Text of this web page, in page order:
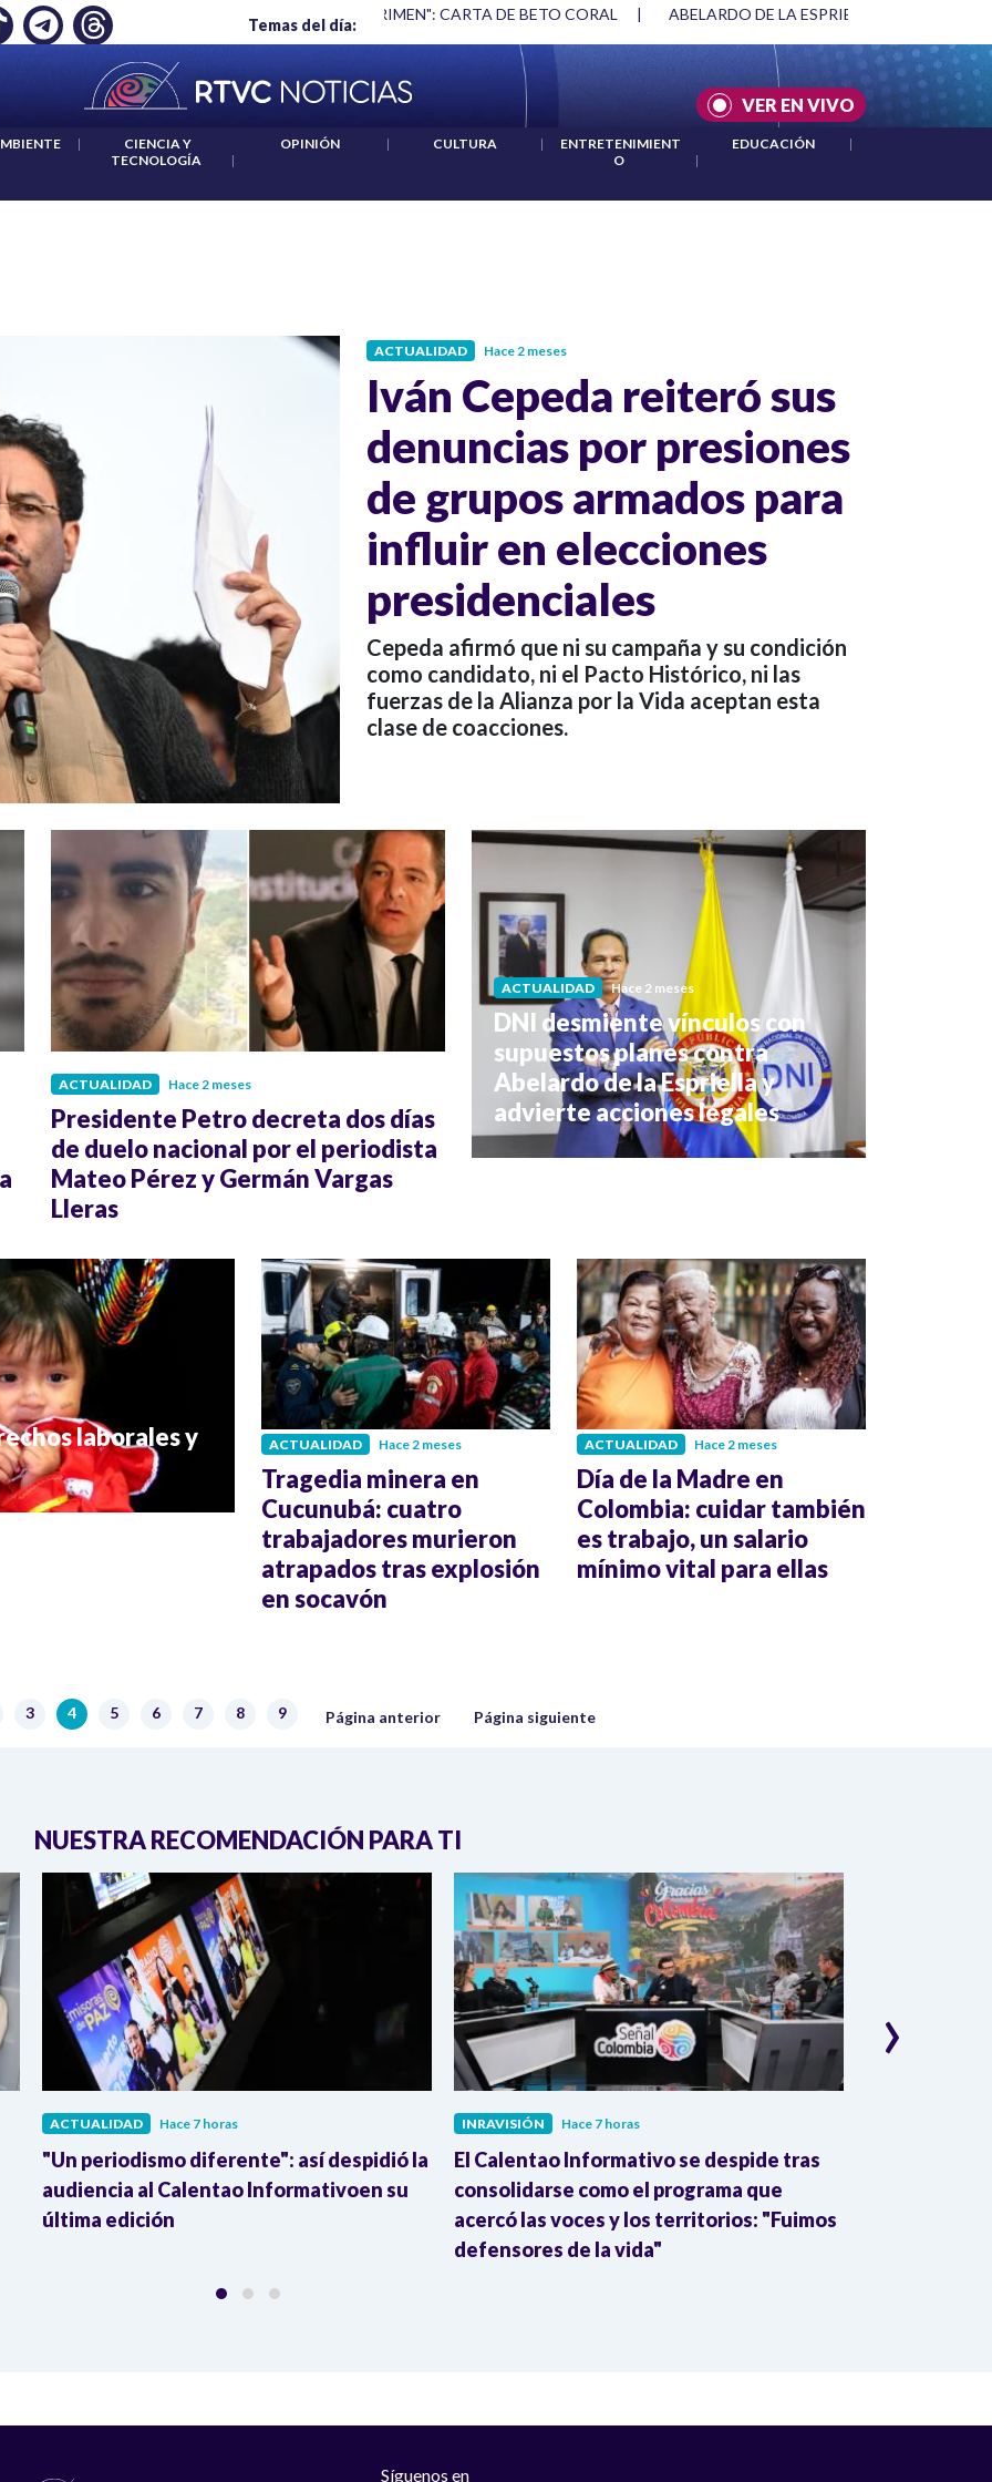
Temas del día:
UN CRIMEN": CARTA DE BETO CORAL ABELARDO DE LA ESPRIELLA Y DMG | ACUERDOS ENTRE ESTADOS UNIDOS E
VER EN VIVO
|
CIENCIA Y
TECNOLOGÍA
|
OPINIÓN | CULTURA |
ENTRETENIMIENT
O
|
EDUCACIÓN
|
ACTUALIDAD Hace 2 meses
Iván Cepeda reiteró sus
denuncias por presiones
de grupos armados para
influir en elecciones
presidenciales
Cepeda afirmó que ni su campaña y su condición
como candidato, ni el Pacto Histórico, ni las
fuerzas de la Alianza por la Vida aceptan esta
clase de coacciones.
ACTUALIDAD Hace 2 meses
Presidente Petro decreta dos días
de duelo nacional por el periodista
Mateo Pérez y Germán Vargas
Lleras
ACTUALIDAD Hace 2 meses
DNI desmiente vínculos con
supuestos planes contra
Abelardo de la Espriella y
advierte acciones legales
laborales y
ACTUALIDAD Hace 2 meses
Tragedia minera en
Cucunubá: cuatro
trabajadores murieron
atrapados tras explosión
en socavón
ACTUALIDAD Hace 2 meses
Día de la Madre en
Colombia: cuidar también
es trabajo, un salario
mínimo vital para ellas
Página
3 Página actual
4 Página
5 Página
6 Página
7 Página
8 Página
9 Página anterior
Página anterior Siguiente página
Página siguiente
NUESTRA RECOMENDACIÓN PARA TI
ACTUALIDAD Hace 7 horas
"Un periodismo diferente": así despidió la
audiencia al Calentao Informativoen su
última edición
INRAVISIÓN Hace 7 horas
El Calentao Informativo se despide tras
consolidarse como el programa que
acercó las voces y los territorios: "Fuimos
defensores de la vida"
›
Síguenos en